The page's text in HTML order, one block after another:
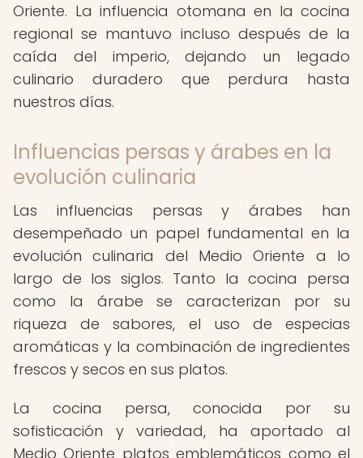
Oriente. La influencia otomana en la cocina
regional se mantuvo incluso después de la
caída del imperio, dejando un legado
culinario duradero que perdura hasta
nuestros días.
Influencias persas y árabes en la
evolución culinaria
Las influencias persas y árabes han
desempeñado un papel fundamental en la
evolución culinaria del Medio Oriente a lo
largo de los siglos. Tanto la cocina persa
como la árabe se caracterizan por su
riqueza de sabores, el uso de especias
aromáticas y la combinación de ingredientes
frescos y secos en sus platos.
La cocina persa, conocida por su
sofisticación y variedad, ha aportado al
Medio Oriente platos emblemáticos como el